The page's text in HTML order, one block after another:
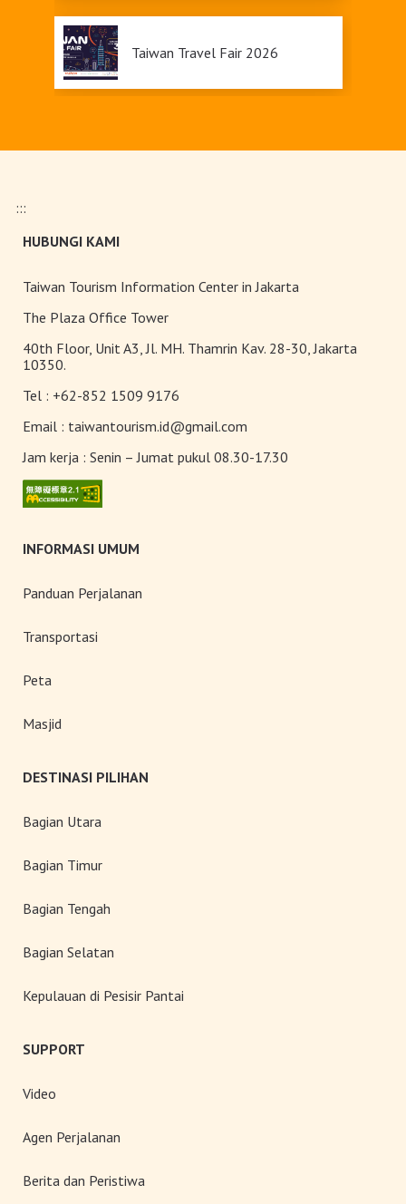
Taiwan Travel Fair 2026
Tersedia
dengan Keindahan yang Mekar
Terangi Musim Semi Anda:
Tampil Memukau di Chiayi
Toserba Wisatawan” kini hadir di
7.200 kios ibon 7-ELEVEN di
:::
HUBUNGI KAMI
Taiwan Tourism Information Center in Jakarta
The Plaza Office Tower
40th Floor, Unit A3, Jl. MH. Thamrin Kav. 28-30, Jakarta
10350.
Tel : +62-852 1509 9176
Email : taiwantourism.id@gmail.com
Jam kerja : Senin – Jumat pukul 08.30-17.30
INFORMASI UMUM
Panduan Perjalanan
Transportasi
Peta
Masjid
DESTINASI PILIHAN
Bagian Utara
Bagian Timur
Bagian Tengah
Bagian Selatan
Kepulauan di Pesisir Pantai
SUPPORT
Video
Agen Perjalanan
Berita dan Peristiwa